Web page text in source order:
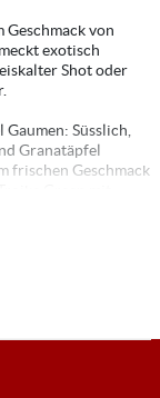
Geschmack von
exotisch
Shot oder
Süsslich,
Granatäpfel
frischen Geschmack
Klassiker sowie